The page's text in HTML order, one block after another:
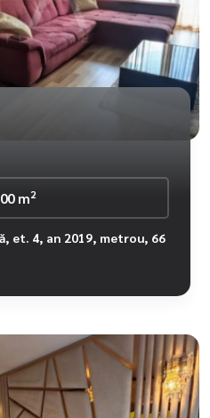
m2
et. 4, an 2019, metrou, 66